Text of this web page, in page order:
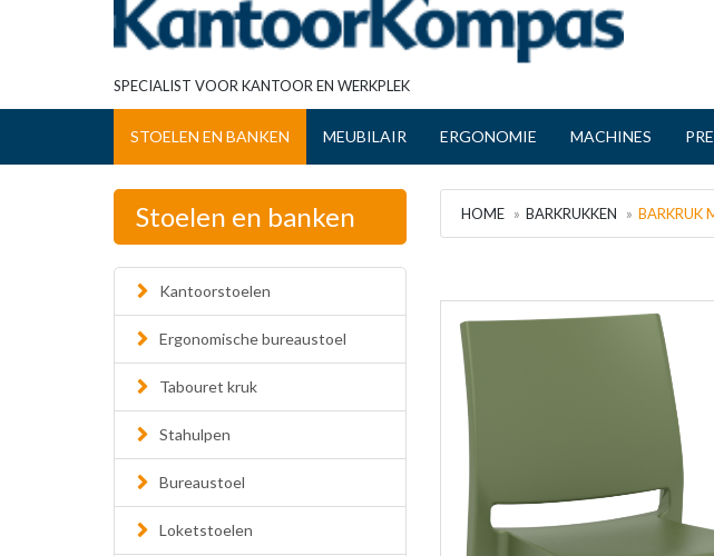
SPECIALIST VOOR KANTOOR EN WERKPLEK
STOELEN EN BANKEN MEUBILAIR ERGONOMIE MACHINES
Stoelen en banken
Kantoorstoelen
Ergonomische bureaustoel
Tabouret kruk
Stahulpen
Bureaustoel
Loketstoelen
HOME BARKRUKKEN BARKRUK